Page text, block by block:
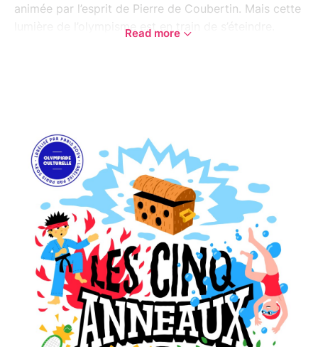
animée par l’esprit de Pierre de Coubertin. Mais cette
lumière de l’olympisme est en train de s’éteindre.
Olympiade culturelle - Paris 2024
Compagnie La Baguette
Un spectacle de Marc Wolters
Avec : Léa Marcilloux et Tullio Cipriano
Read more